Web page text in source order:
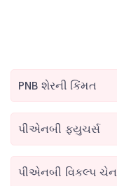
PNB શેરની કિંમત
પીએનબી ફ્યુચર્સ
પીએનબી વિકલ્પ ચેન